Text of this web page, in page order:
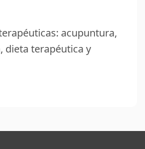
acupuntura,
dieta terapéutica y